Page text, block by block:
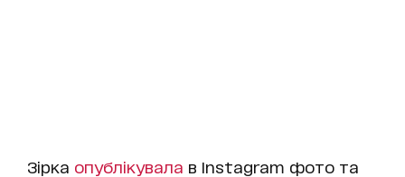
Зірка опублікувала в Instagram фото та